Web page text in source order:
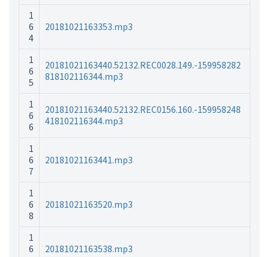
1
6
4
20181021163353.mp3
1
6
5
20181021163440.52132.REC0028.149.-159958282
818102116344.mp3
1
6
6
20181021163440.52132.REC0156.160.-159958248
418102116344.mp3
1
6
7
20181021163441.mp3
1
6
8
20181021163520.mp3
1
6
20181021163538.mp3